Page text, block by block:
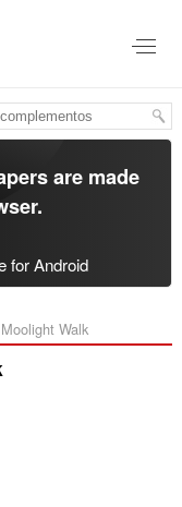
are made
.
for Android
Walk‎